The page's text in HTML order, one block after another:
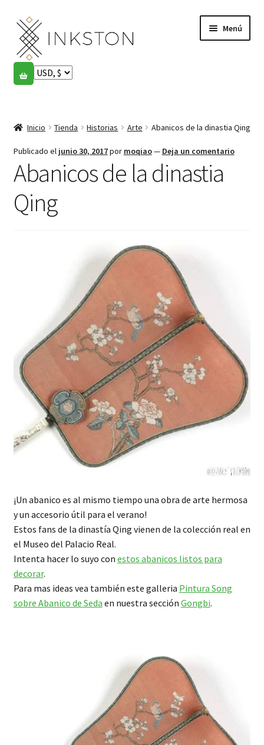
Ir
la
navegación
Ir
al
contenido
Menú
Tienda
menú
hijo
English
Français
Comunidad
Inicio Tienda Historias Arte Abanicos de la dinastia Qing
Publicado el junio 30, 2017por moqiao— Deja un comentario
Abanicos de la dinastia
Qing
¡Un abanico es al mismo tiempo una obra de arte hermosa
y un accesorio útil para el verano!
Estos fans de la dinastía Qing vienen de la colección real en
el Museo del Palacio Real.
Intenta hacer lo suyo con estos abanicos listos para
decorar.
Para mas ideas vea también este galleria Pintura Song
sobre Abanico de Seda en nuestra sección Gongbi.